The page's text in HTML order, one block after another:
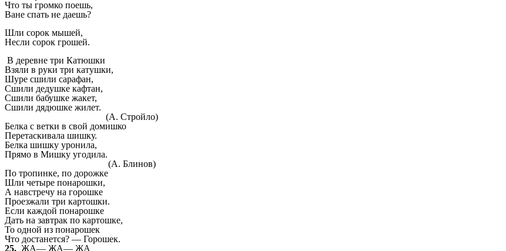
Что ты громко поешь,
Ване спать не даешь?
Шли сорок мышей,
Несли сорок грошей.
В деревне три Катюшки
Взяли в руки три катушки,
Шуре сшили сарафан,
Сшили дедушке кафтан,
Сшили бабушке жакет,
Сшили дядюшке жилет.
(А. Стройло)
Белка с ветки в свой домишко
Перетаскивала шишку.
Белка шишку уронила,
Прямо в Мишку угодила.
(А. Блинов)
По тропинке, по дорожке
Шли четыре понарошки,
А навстречу на горошке
Проезжали три картошки.
Если каждой понарошке
Дать на завтрак по картошке,
То одной из понарошек
Что достанется? — Горошек.
25. ЖА— ЖА— ЖА